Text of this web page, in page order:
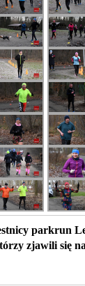
parkrun
zjawili się